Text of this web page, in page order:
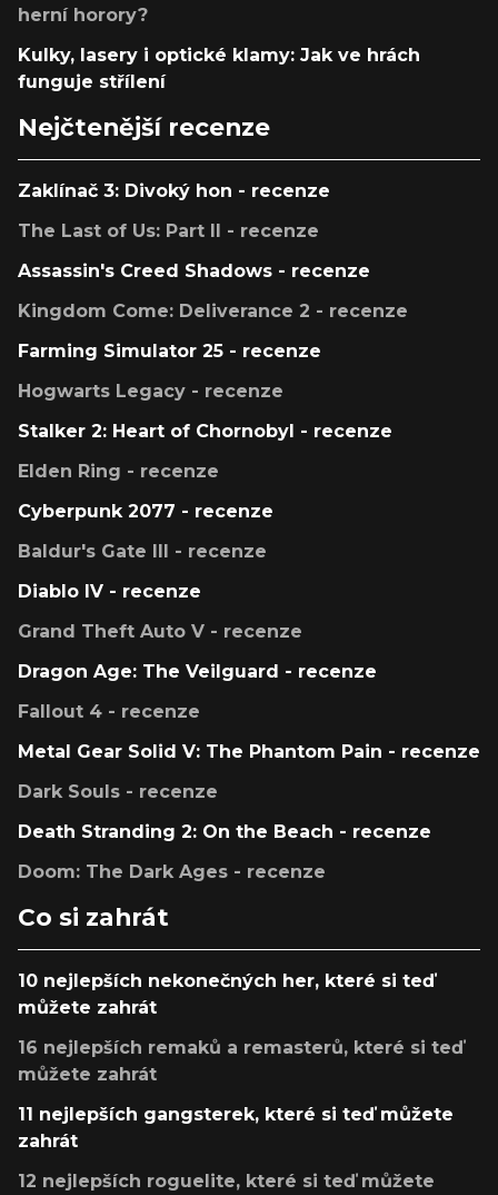
herní horory?
Kulky, lasery i optické klamy: Jak ve hrách
funguje střílení
Nejčtenější recenze
Zaklínač 3: Divoký hon - recenze
The Last of Us: Part II - recenze
Assassin's Creed Shadows - recenze
Kingdom Come: Deliverance 2 - recenze
Farming Simulator 25 - recenze
Hogwarts Legacy - recenze
Stalker 2: Heart of Chornobyl - recenze
Elden Ring - recenze
Cyberpunk 2077 - recenze
Baldur's Gate III - recenze
Diablo IV - recenze
Grand Theft Auto V - recenze
Dragon Age: The Veilguard - recenze
Fallout 4 - recenze
Metal Gear Solid V: The Phantom Pain - recenze
Dark Souls - recenze
Death Stranding 2: On the Beach - recenze
Doom: The Dark Ages - recenze
Co si zahrát
10 nejlepších nekonečných her, které si teď
můžete zahrát
16 nejlepších remaků a remasterů, které si teď
můžete zahrát
11 nejlepších gangsterek, které si teď můžete
zahrát
12 nejlepších roguelite, které si teď můžete